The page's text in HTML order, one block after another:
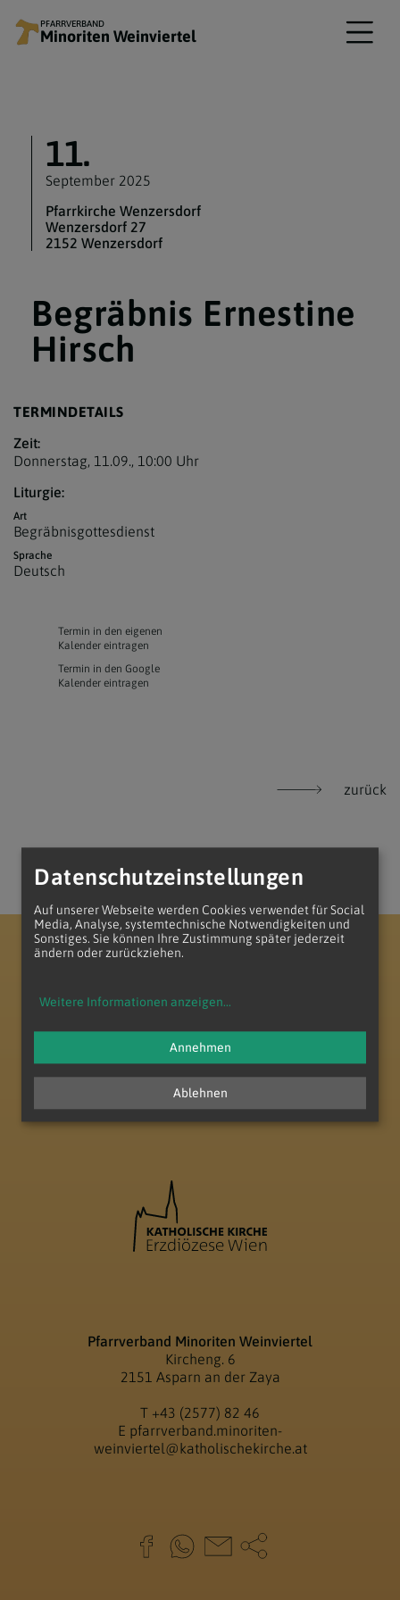
PFARRVERBAND
Minoriten Weinviertel
11.
September 2025
Pfarrkirche Wenzersdorf
Wenzersdorf 27
2152 Wenzersdorf
Begräbnis Ernestine
Hirsch
TERMINDETAILS
Zeit:
Donnerstag, 11.09., 10:00 Uhr
Liturgie:
Art
Begräbnisgottesdienst
Sprache
Deutsch
Termin in den eigenen
Kalender eintragen
Termin in den Google
Kalender eintragen
zurück
Erzdiözese Wien
Vikariat Nord - Unter dem Manhartsberg
Dekanat Laa-Gaubitsch
zum Anfang der Seite
Pfarrverband Minoriten Weinviertel
Kircheng. 6
2151 Asparn an der Zaya
T +43 (2577) 82 46
E pfarrverband.minoriten-
weinviertel@katholischekirche.at
Datenschutzeinstellungen
Auf unserer Webseite werden Cookies verwendet für Social
Media, Analyse, systemtechnische Notwendigkeiten und
Sonstiges. Sie können Ihre Zustimmung später jederzeit
ändern oder zurückziehen.
Weitere Informationen anzeigen...
Ablehnen
Annehmen